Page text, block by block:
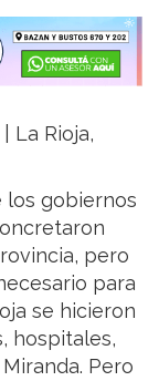
La Rioja,
los gobiernos
pero
para
se hicieron
hospitales,
Pero